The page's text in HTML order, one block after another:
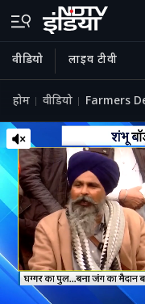
वीडियो लाइव टीवी
होम वीडियो Farmers